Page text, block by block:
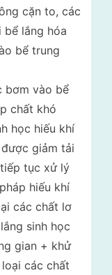
cặn to, các
lắng hóa
bể trung
bơm vào bể
chất khó
học hiếu khí
giảm tải
tục xử lý
hiếu khí
các chất lơ
sinh học
gian + khử
các chất